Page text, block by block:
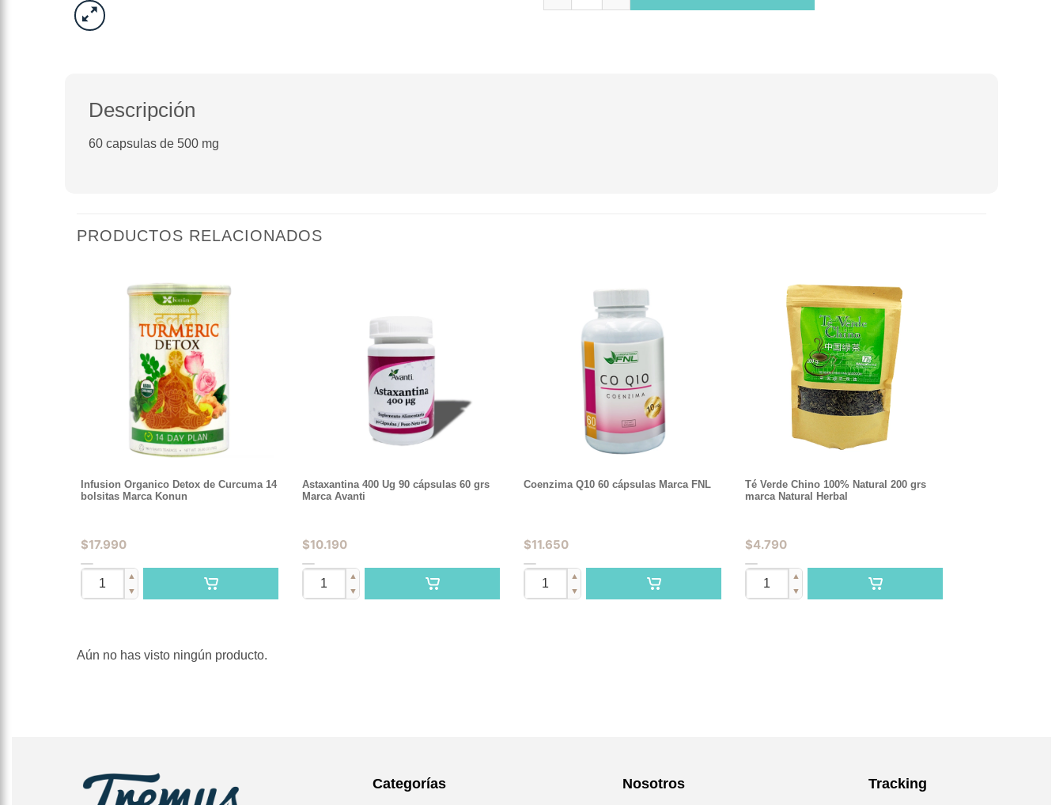
Descripción
60 capsulas de 500 mg
PRODUCTOS RELACIONADOS
Infusion Organico Detox de Curcuma 14
bolsitas Marca Konun
$17.990
▲
▼
Astaxantina 400 Ug 90 cápsulas 60 grs
Marca Avanti
$10.190
▲
▼
Coenzima Q10 60 cápsulas Marca FNL
$11.650
▲
▼
Té Verde Chino 100% Natural 200 grs
marca Natural Herbal
$4.790
▲
▼
Aún no has visto ningún producto.
Categorías Nosotros Tracking